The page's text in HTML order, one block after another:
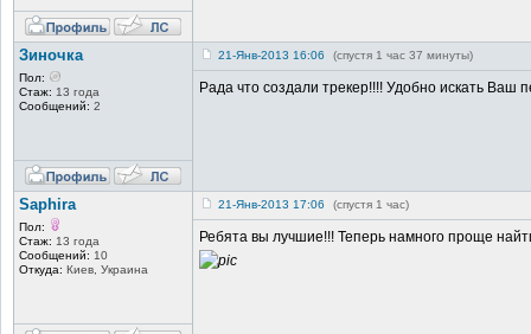
Зиночка
Пол:
Стаж: 13 года
Сообщений: 2
21-Янв-2013 16:06 (спустя 1 час 37 минуты)
Рада что создали трекер!!!! Удобно искать Ваш
Saphira
Пол:
Стаж: 13 года
Сообщений: 10
Откуда: Киев, Украина
21-Янв-2013 17:06 (спустя 1 час)
Ребята вы лучшие!!! Теперь намного проще